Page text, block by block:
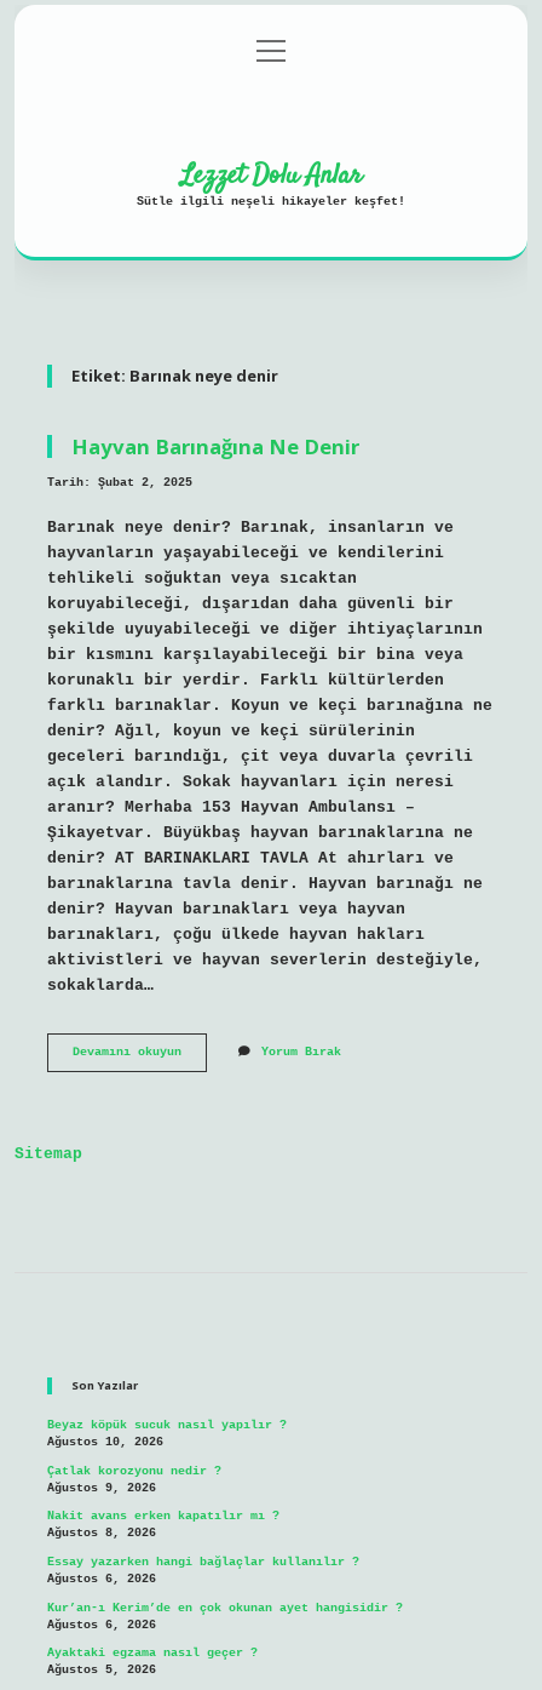
Gizlilik Politikası
menüyü
aç
Lezzet Dolu Anlar
Sütle ilgili neşeli hikayeler keşfet!
Etiket: Barınak neye denir
Hayvan Barınağına Ne Denir
Tarih: Şubat 2, 2025
Barınak neye denir? Barınak, insanların ve
hayvanların yaşayabileceği ve kendilerini
tehlikeli soğuktan veya sıcaktan
koruyabileceği, dışarıdan daha güvenli bir
şekilde uyuyabileceği ve diğer ihtiyaçlarının
bir kısmını karşılayabileceği bir bina veya
korunaklı bir yerdir. Farklı kültürlerden
farklı barınaklar. Koyun ve keçi barınağına ne
denir? Ağıl, koyun ve keçi sürülerinin
geceleri barındığı, çit veya duvarla çevrili
açık alandır. Sokak hayvanları için neresi
aranır? Merhaba 153 Hayvan Ambulansı –
Şikayetvar. Büyükbaş hayvan barınaklarına ne
denir? AT BARINAKLARI TAVLA At ahırları ve
barınaklarına tavla denir. Hayvan barınağı ne
denir? Hayvan barınakları veya hayvan
barınakları, çoğu ülkede hayvan hakları
aktivistleri ve hayvan severlerin desteğiyle,
sokaklarda…
Devamını okuyunHayvan
Yorum Bırak
Sitemap
Son Yazılar
Beyaz köpük sucuk nasıl yapılır ?
Ağustos 10, 2026
Çatlak korozyonu nedir ?
Ağustos 9, 2026
Nakit avans erken kapatılır mı ?
Ağustos 8, 2026
Essay yazarken hangi bağlaçlar kullanılır ?
Ağustos 6, 2026
Kur’an-ı Kerim’de en çok okunan ayet hangisidir ?
Ağustos 6, 2026
Ayaktaki egzama nasıl geçer ?
Ağustos 5, 2026